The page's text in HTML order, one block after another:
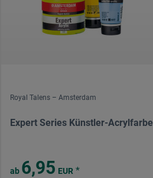
Royal Talens – Amsterdam
Expert Series Künstler-Acrylfarbe
ab 6,95 EUR *